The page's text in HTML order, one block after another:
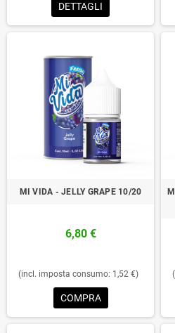
DETTAGLI
MI VIDA - JELLY GRAPE 10/20
6,80 €
(incl. imposta consumo: 1,52 €)
COMPRA